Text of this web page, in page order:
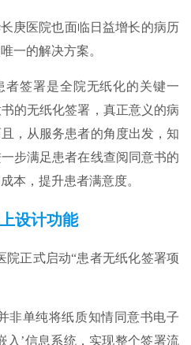
庚医院也面临日益增长的病历
一的解决方案。
者签署是全院无纸化的关键一
的无纸化签署，真正意义的病
，从服务患者的角度出发，知
步满足患者在线查阅同意书的
本，提升患者满意度。
设计功能
院正式启动“患者无纸化签署项
非单纯将纸质知情同意书电子
入’信息系统，实现整个签署流